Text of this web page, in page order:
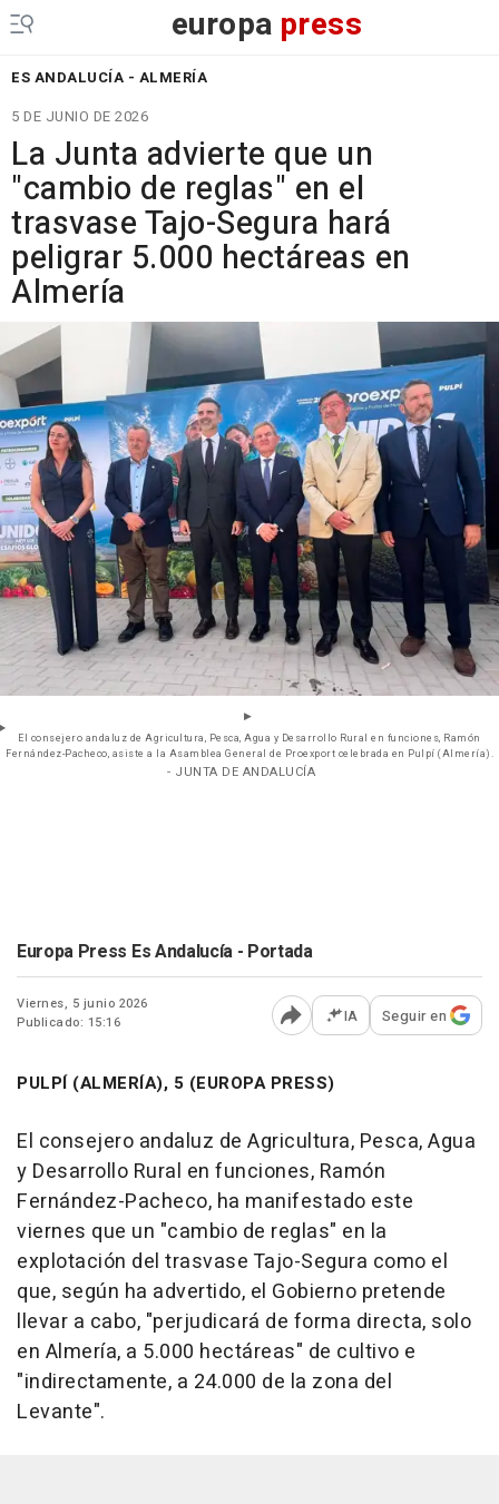
europa press
ES ANDALUCÍA - ALMERÍA
5 DE JUNIO DE 2026
La Junta advierte que un
"cambio de reglas" en el
trasvase Tajo-Segura hará
peligrar 5.000 hectáreas en
Almería
El consejero andaluz de Agricultura, Pesca, Agua y Desarrollo Rural en funciones, Ramón
Fernández-Pacheco, asiste a la Asamblea General de Proexport celebrada en Pulpí (Almería).
- JUNTA DE ANDALUCÍA
Europa Press Es Andalucía - Portada
Viernes, 5 junio 2026
Publicado: 15:16
Abrir opciones para
IA Seguir en
PULPÍ (ALMERÍA), 5 (EUROPA PRESS)
El consejero andaluz de Agricultura, Pesca, Agua
y Desarrollo Rural en funciones, Ramón
Fernández-Pacheco, ha manifestado este
viernes que un "cambio de reglas" en la
explotación del trasvase Tajo-Segura como el
que, según ha advertido, el Gobierno pretende
llevar a cabo, "perjudicará de forma directa, solo
en Almería, a 5.000 hectáreas" de cultivo e
"indirectamente, a 24.000 de la zona del
Levante".